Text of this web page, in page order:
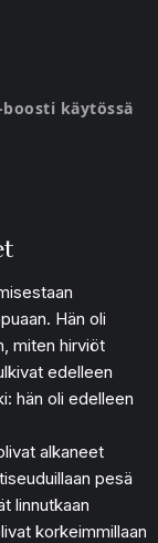
boosti käytössä
Hän oli
miten hirviöt
edelleen
hän oli edelleen
alkaneet
pesä
linnutkaan
korkeimmillaan